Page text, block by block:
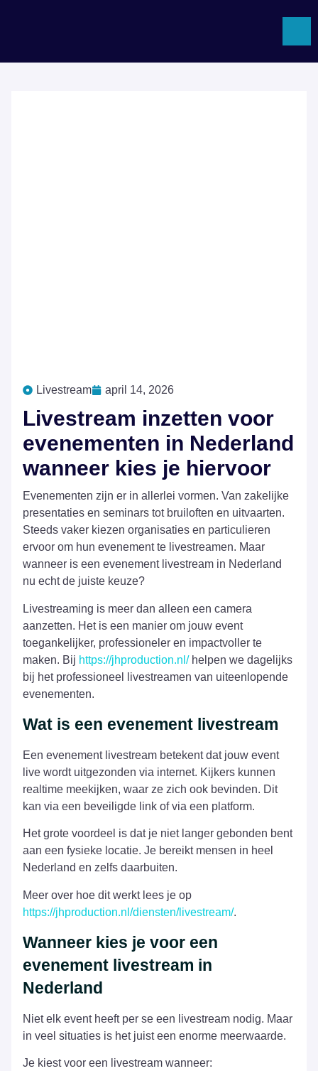
Livestream april 14, 2026
Livestream inzetten voor
evenementen in Nederland
wanneer kies je hiervoor
Evenementen zijn er in allerlei vormen. Van zakelijke
presentaties en seminars tot bruiloften en uitvaarten.
Steeds vaker kiezen organisaties en particulieren
ervoor om hun evenement te livestreamen. Maar
wanneer is een evenement livestream in Nederland
nu echt de juiste keuze?
Livestreaming is meer dan alleen een camera
aanzetten. Het is een manier om jouw event
toegankelijker, professioneler en impactvoller te
maken. Bij https://jhproduction.nl/helpen we dagelijks
bij het professioneel livestreamen van uiteenlopende
evenementen.
Wat is een evenement livestream
Een evenement livestream betekent dat jouw event
live wordt uitgezonden via internet. Kijkers kunnen
realtime meekijken, waar ze zich ook bevinden. Dit
kan via een beveiligde link of via een platform.
Het grote voordeel is dat je niet langer gebonden bent
aan een fysieke locatie. Je bereikt mensen in heel
Nederland en zelfs daarbuiten.
Meer over hoe dit werkt lees je op
https://jhproduction.nl/diensten/livestream/.
Wanneer kies je voor een
evenement livestream in
Nederland
Niet elk event heeft per se een livestream nodig. Maar
in veel situaties is het juist een enorme meerwaarde.
Je kiest voor een livestream wanneer: